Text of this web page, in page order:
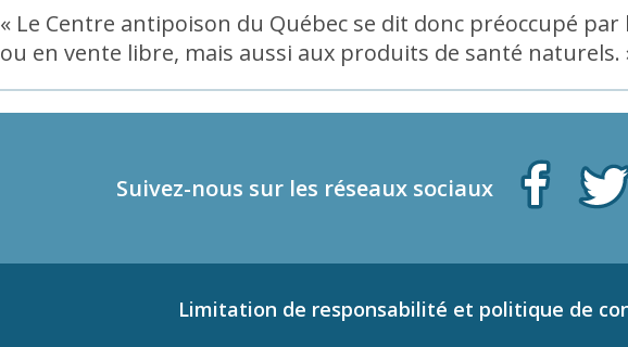
« Le Centre antipoison du Québec se dit donc préoccupé par
ou en vente libre, mais aussi aux produits de santé naturels.
Suivez-nous sur les réseaux sociaux
Limitation de responsabilité et politique de